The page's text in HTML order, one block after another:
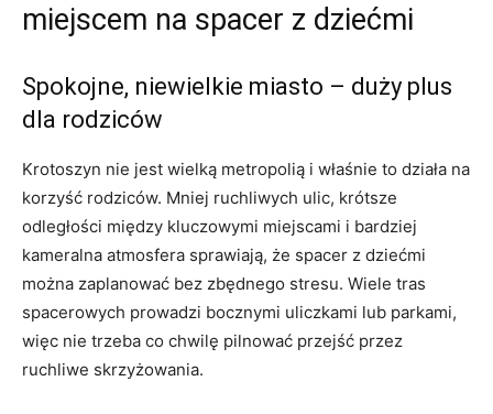
miejscem na spacer z dziećmi
Spokojne, niewielkie miasto – duży plus
dla rodziców
Krotoszyn nie jest wielką metropolią i właśnie to działa na
korzyść rodziców. Mniej ruchliwych ulic, krótsze
odległości między kluczowymi miejscami i bardziej
kameralna atmosfera sprawiają, że spacer z dziećmi
można zaplanować bez zbędnego stresu. Wiele tras
spacerowych prowadzi bocznymi uliczkami lub parkami,
więc nie trzeba co chwilę pilnować przejść przez
ruchliwe skrzyżowania.